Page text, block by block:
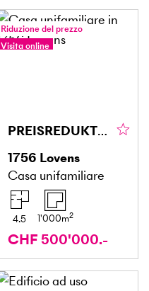
Riduzione del prezzo
Visita online
PREISREDUKTION! NUOVO E ADATTATO PER GLI ANIMALI
1756 Lovens
Casa unifamiliare
4.5 1'000m2
CHF 500'000.-